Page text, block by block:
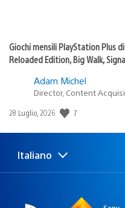
Giochi mensili PlayStation Plus
Reloaded Edition, Big Walk,
Adam Michel
Director, Content
Data
pubblicazione:
28 Luglio, 2026 7
Seleziona
una
Regione
attuale:
Italiano